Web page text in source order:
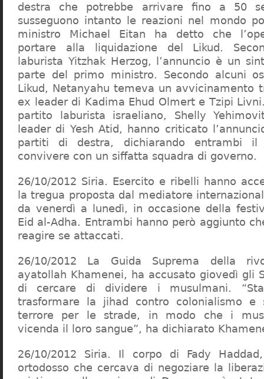
destra che potrebbe arrivare fino a 50
susseguono intanto le reazioni nel mondo
ministro Michael Eitan ha detto che
portare alla liquidazione del Likud.
laburista Yitzhak Herzog, l’annuncio è un
parte del primo ministro. Secondo alcuni
Likud, Netanyahu temeva un avvicinamento
ex leader di Kadima Ehud Olmert e Tzipi
partito laburista israeliano, Shelly
leader di Yesh Atid, hanno criticato
partiti di destra, dichiarando entrambi
convivere con un siffatta squadra di governo.
26/10/2012 Siria. Esercito e ribelli hanno
la tregua proposta dal mediatore
da venerdì a lunedì, in occasione della
Eid al-Adha. Entrambi hanno però aggiunto
reagire se attaccati.
26/10/2012 La Guida Suprema della
ayatollah Khamenei, ha accusato giovedì gli
di cercare di dividere i musulmani.
trasformare la jihad contro colonialismo e
terrore per le strade, in modo che i
vicenda il loro sangue”, ha dichiarato
26/10/2012 Siria. Il corpo di Fady
ortodosso che cercava di negoziare la